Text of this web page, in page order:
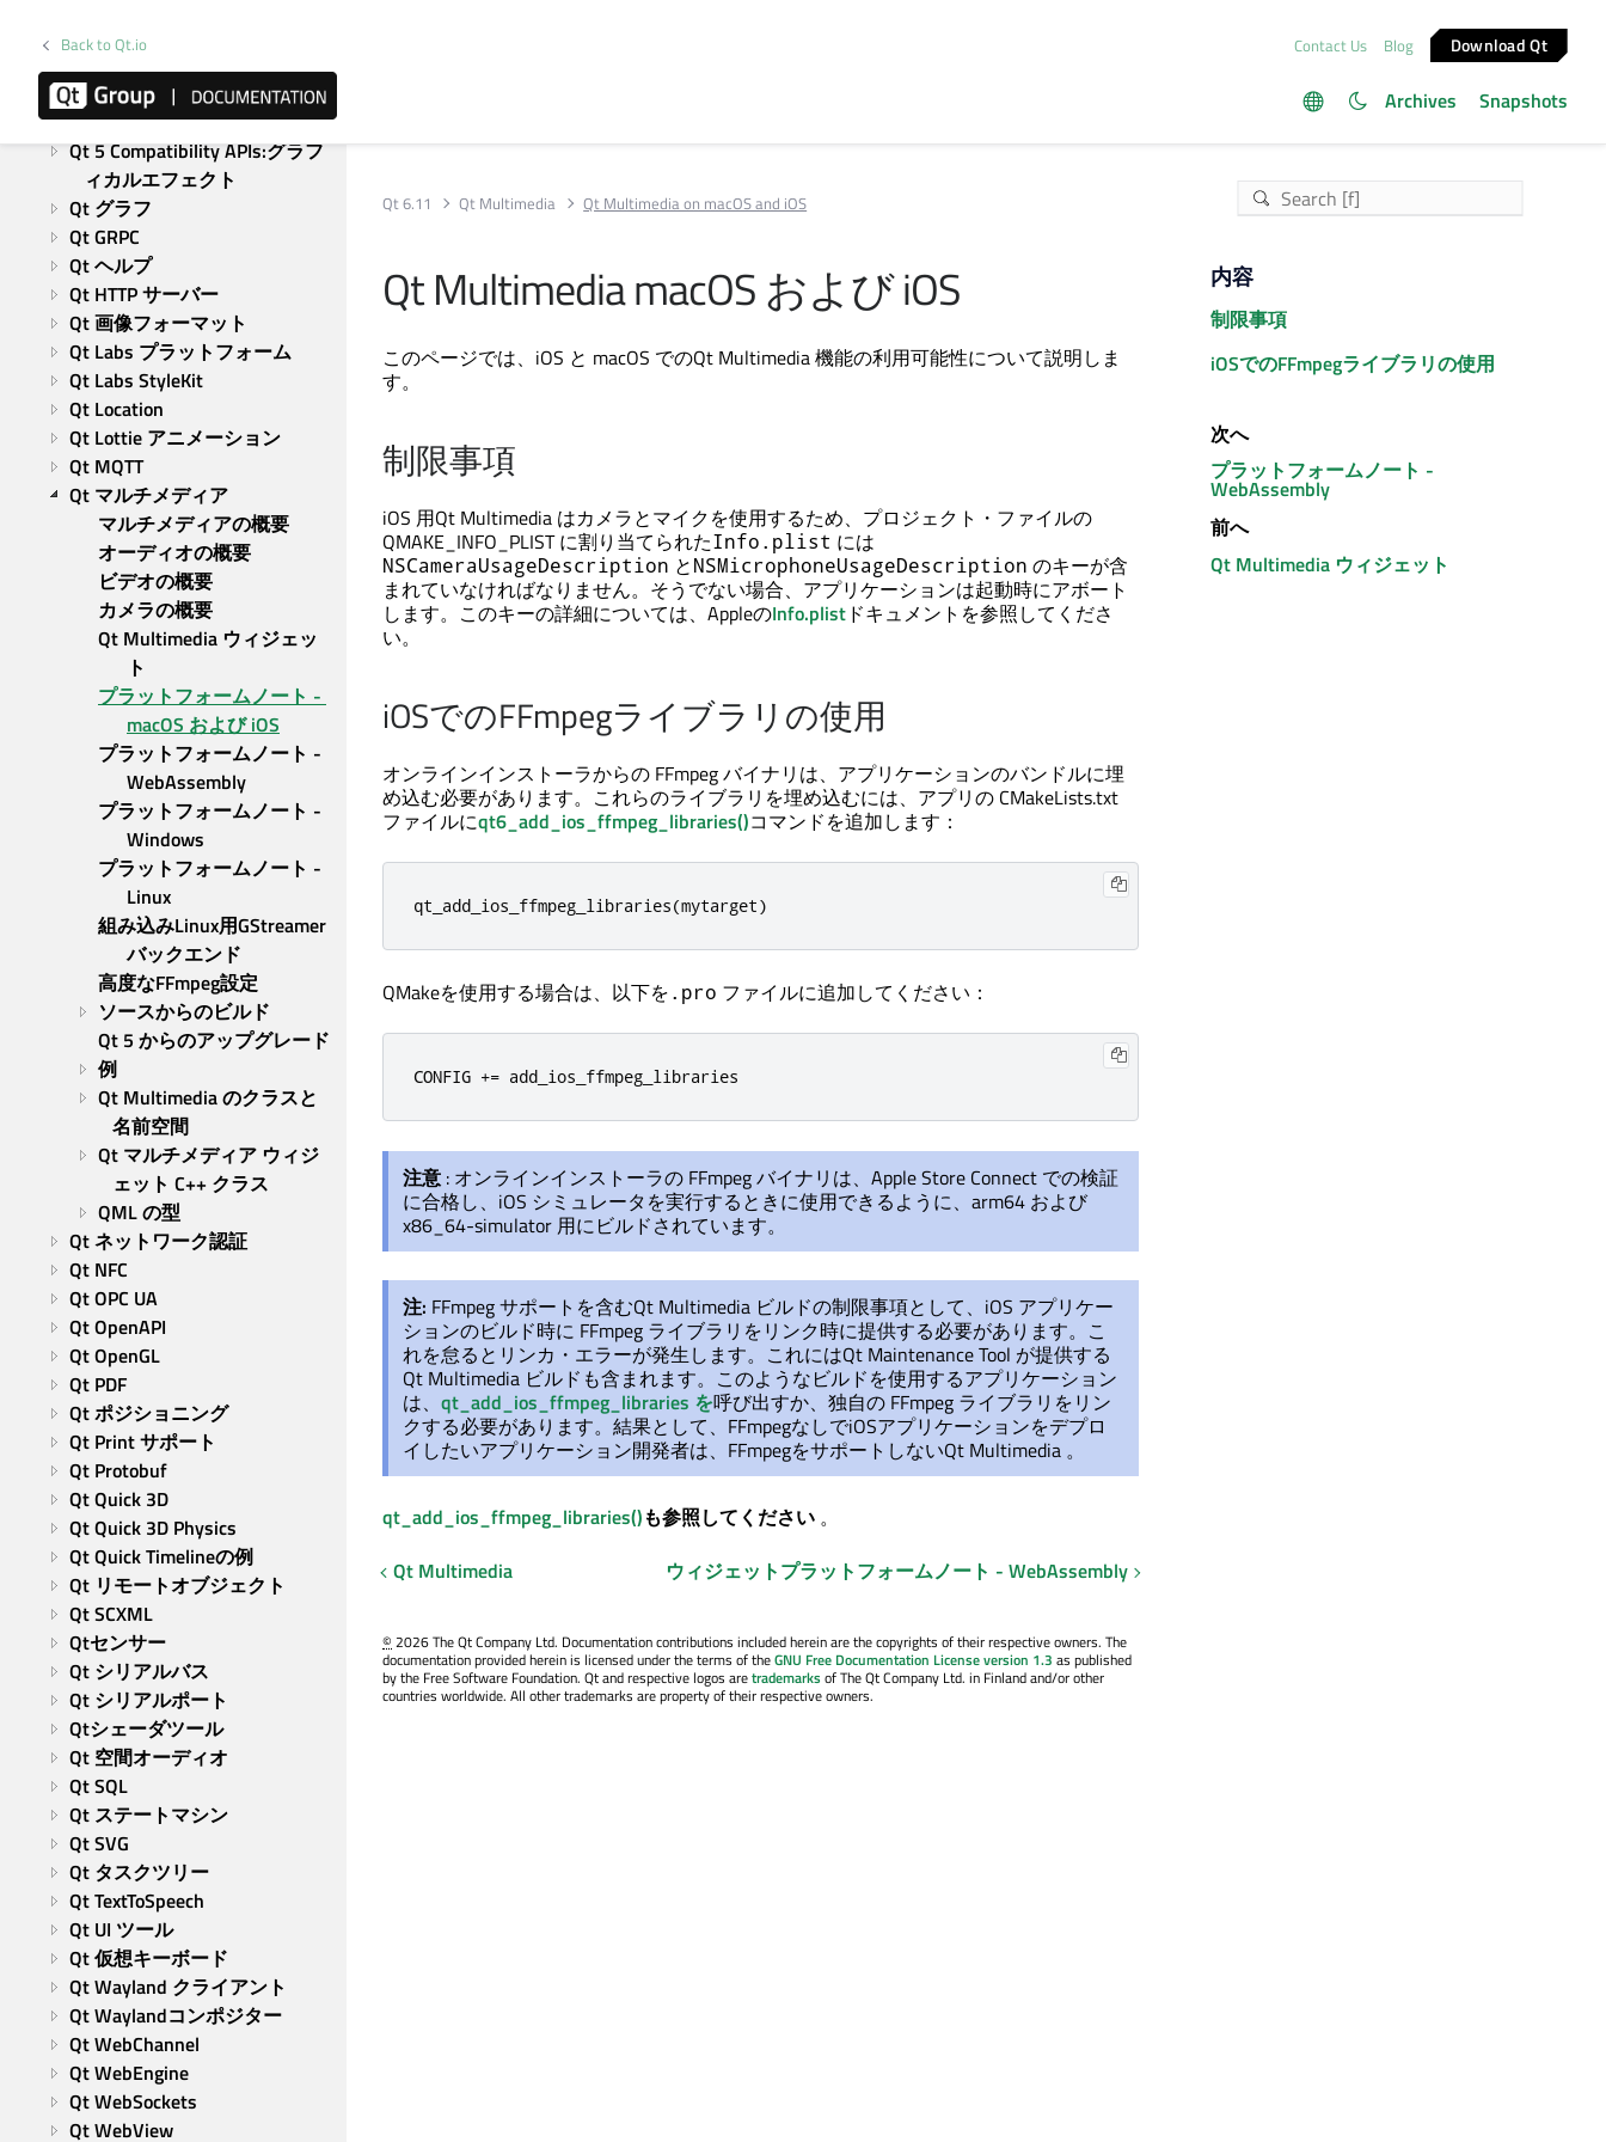
Back to Qt.io Contact Us Blog Download Qt
Archives Snapshots
Qt CoAP
Qt コンカレント
Qt 5 Core Compatibility APIs
Qt データ視覚化
Qt 5 Compatibility APIs:グラフ
ィカルエフェクト
Qt グラフ
Qt GRPC
Qt ヘルプ
Qt HTTP サーバー
Qt 画像フォーマット
Qt Labs プラットフォーム
Qt Labs StyleKit
Qt Location
Qt Lottie アニメーション
Qt MQTT
Qt マルチメディア
マルチメディアの概要
オーディオの概要
ビデオの概要
カメラの概要
Qt Multimedia ウィジェッ
ト
プラットフォームノート -
macOS および iOS
プラットフォームノート -
WebAssembly
プラットフォームノート -
Windows
プラットフォームノート -
Linux
組み込みLinux用GStreamer
バックエンド
高度なFFmpeg設定
ソースからのビルド
Qt 5 からのアップグレード
例
Qt Multimedia のクラスと
名前空間
Qt マルチメディア ウィジ
ェット C++ クラス
QML の型
Qt ネットワーク認証
Qt NFC
Qt OPC UA
Qt OpenAPI
Qt OpenGL
Qt PDF
Qt ポジショニング
Qt Print サポート
Qt Protobuf
Qt Quick 3D
Qt Quick 3D Physics
Qt Quick Timelineの例
Qt リモートオブジェクト
Qt SCXML
Qtセンサー
Qt シリアルバス
Qt シリアルポート
Qtシェーダツール
Qt 空間オーディオ
Qt SQL
Qt ステートマシン
Qt SVG
Qt タスクツリー
Qt TextToSpeech
Qt UI ツール
Qt 仮想キーボード
Qt Wayland クライアント
Qt Waylandコンポジター
Qt WebChannel
Qt WebEngine
Qt WebSockets
Qt WebView
Qt 6.11 Qt Multimedia Qt Multimedia on macOS and iOS
Qt MultimediamacOS および iOS
このページでは、iOS と macOS でのQt Multimedia機能の利用可能性について説明しま
す。
制限事項
iOS 用Qt Multimedia はカメラとマイクを使用するため、プロジェクト・ファイルの
QMAKE_INFO_PLIST に割り当てられたInfo.plist には
NSCameraUsageDescription とNSMicrophoneUsageDescription のキーが含
まれていなければなりません。そうでない場合、アプリケーションは起動時にアボート
します。このキーの詳細については、AppleのInfo.plist ドキュメントを参照してくださ
い。
iOSでのFFmpegライブラリの使用
オンラインインストーラからの FFmpeg バイナリは、アプリケーションのバンドルに埋
め込む必要があります。これらのライブラリを埋め込むには、アプリの CMakeLists.txt
ファイルにqt6_add_ios_ffmpeg_libraries()コマンドを追加します：
qt_add_ios_ffmpeg_libraries(mytarget)
QMakeを使用する場合は、以下を.pro ファイルに追加してください：
CONFIG += add_ios_ffmpeg_libraries
注意: オンラインインストーラの FFmpeg バイナリは、Apple Store Connect での検証
に合格し、iOS シミュレータを実行するときに使用できるように、arm64 および
x86_64-simulator 用にビルドされています。
注: FFmpeg サポートを含むQt Multimedia ビルドの制限事項として、iOS アプリケー
ションのビルド時に FFmpeg ライブラリをリンク時に提供する必要があります。こ
れを怠るとリンカ・エラーが発生します。これにはQt Maintenance Tool が提供する
Qt Multimedia ビルドも含まれます。このようなビルドを使用するアプリケーション
は、 qt_add_ios_ffmpeg_libraries を呼び出すか、独自の FFmpeg ライブラリをリン
クする必要があります。結果として、FFmpegなしでiOSアプリケーションをデプロ
イしたいアプリケーション開発者は、FFmpegをサポートしないQt Multimedia 。
qt_add_ios_ffmpeg_libraries()も参照してください 。
Qt Multimedia
ウィジェットプラットフォームノート - WebAssembly
©2026 The Qt Company Ltd. Documentation contributions included herein are the copyrights of their respective owners. The
documentation provided herein is licensed under the terms of theGNU Free Documentation License version 1.3 as published
by the Free Software Foundation. Qt and respective logos aretrademarksof The Qt Company Ltd. in Finland and/or other
countries worldwide. All other trademarks are property of their respective owners.
内容
制限事項
iOSでのFFmpegライブラリの使用
次へ
プラットフォームノート -
WebAssembly
前へ
Qt Multimediaウィジェット